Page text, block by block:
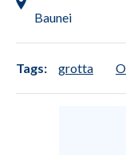
Baunei
Tags: grotta